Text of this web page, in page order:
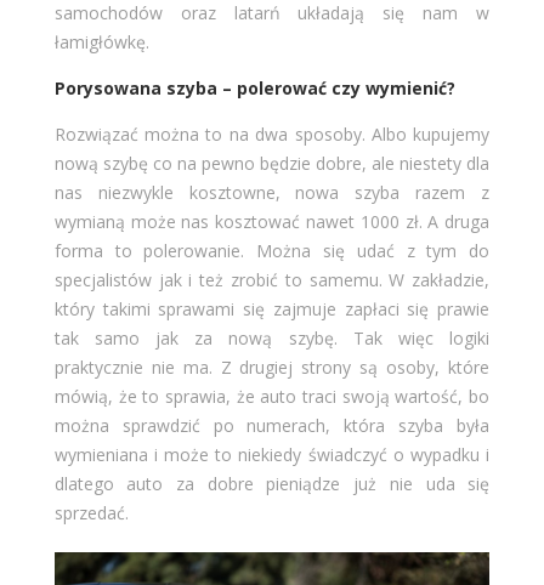
samochodów oraz latarń układają się nam w
łamigłówkę.
Porysowana szyba – polerować czy wymienić?
Rozwiązać można to na dwa sposoby. Albo kupujemy
nową szybę co na pewno będzie dobre, ale niestety dla
nas niezwykle kosztowne, nowa szyba razem z
wymianą może nas kosztować nawet 1000 zł. A druga
forma to polerowanie. Można się udać z tym do
specjalistów jak i też zrobić to samemu. W zakładzie,
który takimi sprawami się zajmuje zapłaci się prawie
tak samo jak za nową szybę. Tak więc logiki
praktycznie nie ma. Z drugiej strony są osoby, które
mówią, że to sprawia, że auto traci swoją wartość, bo
można sprawdzić po numerach, która szyba była
wymieniana i może to niekiedy świadczyć o wypadku i
dlatego auto za dobre pieniądze już nie uda się
sprzedać.